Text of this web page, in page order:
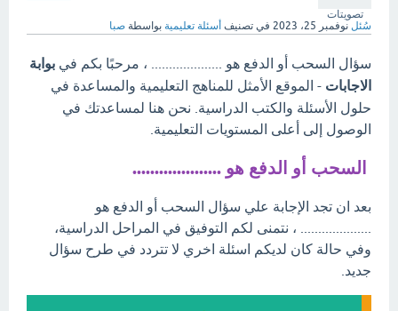
تصويتات
سُئل نوفمبر 25، 2023 في تصنيف أسئلة تعليمية بواسطة صبا
سؤال السحب أو الدفع هو .................... ، مرحبًا بكم في بوابة
الاجابات - الموقع الأمثل للمناهج التعليمية والمساعدة في
حلول الأسئلة والكتب الدراسية. نحن هنا لمساعدتك في
الوصول إلى أعلى المستويات التعليمية.
السحب أو الدفع هو ....................
بعد ان تجد الإجابة علي سؤال السحب أو الدفع هو
.................... ، نتمنى لكم التوفيق في المراحل الدراسية،
وفي حالة كان لديكم اسئلة اخري لا تتردد في طرح سؤال
جديد.